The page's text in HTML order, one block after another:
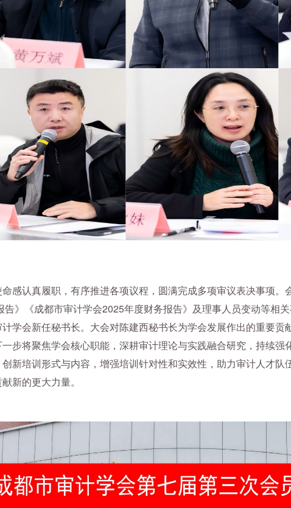
感认真履职，有序推进各项议程，圆满完成多项审议表决事项。
告》《成都市审计学会2025年度财务报告》及理事人员变动等相
学会新任秘书长。大会对陈建西秘书长为学会发展作出的重要
步将聚焦学会核心职能，深耕审计理论与实践融合研究，持续
新培训形式与内容，增强培训针对性和实效性，助力审计人才
新的更大力量。